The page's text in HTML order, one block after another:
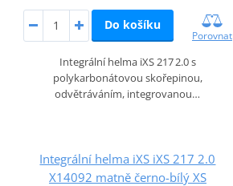
Do košíku
Porovnat
Integrální helma iXS 217 2.0 s
polykarbonátovou skořepinou,
odvětráváním, integrovanou…
Integrální helma iXS iXS 217 2.0
X14092 matně černo-bílý XS